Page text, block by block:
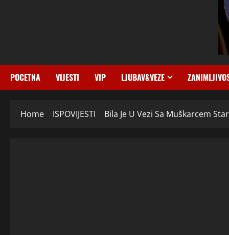
POCETNA VIJESTI VIP LJUBAV&VEZE
Home ISPOVIJESTI Bila Je U Vezi Sa Muškarcem